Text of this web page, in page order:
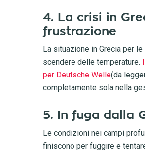
4. La crisi in
frustrazione
La situazione in Grecia per
scendere delle temperature.
per Deutsche Welle(da
completamente sola nella
5. In fuga dalla
Le condizioni nei campi
finiscono per fuggire e